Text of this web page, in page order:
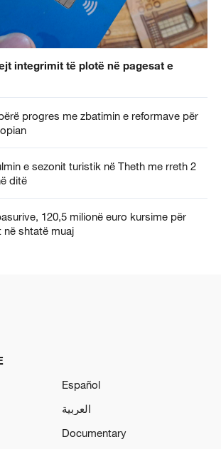
integrimit të plotë në pagesat e
progres me zbatimin e reformave për
e sezonit turistik në Theth me rreth 2
ditë
120,5 milionë euro kursime për
shtatë muaj
Español
العربية
Documentary